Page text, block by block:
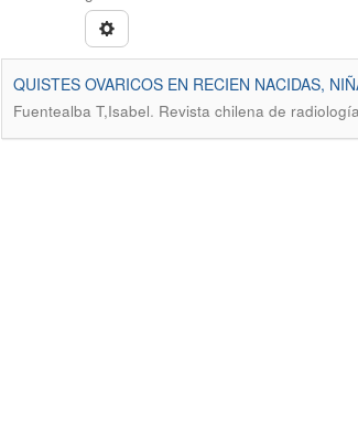
QUISTES OVARICOS EN RECIEN NACIDAS,
Fuentealba T,Isabel. Revista chilena de